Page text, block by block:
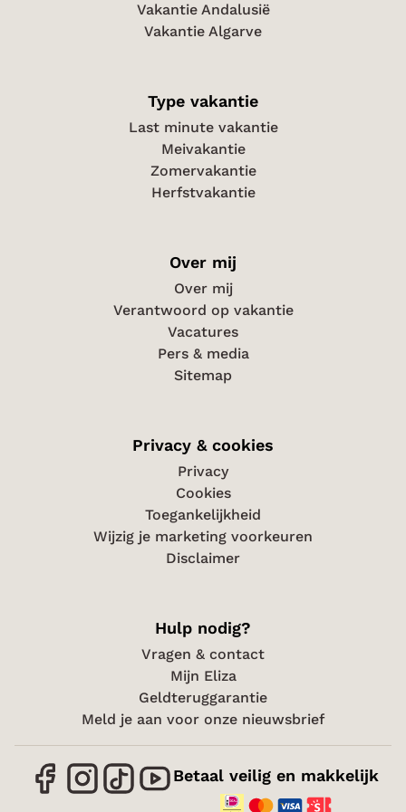
Vakantie Andalusië
Vakantie Algarve
Type vakantie
Last minute vakantie
Meivakantie
Zomervakantie
Herfstvakantie
Over mij
Over mij
Verantwoord op vakantie
Vacatures
Pers & media
Sitemap
Privacy & cookies
Privacy
Cookies
Toegankelijkheid
Wijzig je marketing voorkeuren
Disclaimer
Hulp nodig?
Vragen & contact
Mijn Eliza
Geldteruggarantie
Meld je aan voor onze nieuwsbrief
Betaal veilig en makkelijk